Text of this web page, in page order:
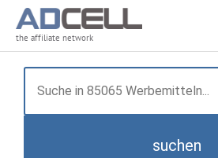
the affiliate network
suchen